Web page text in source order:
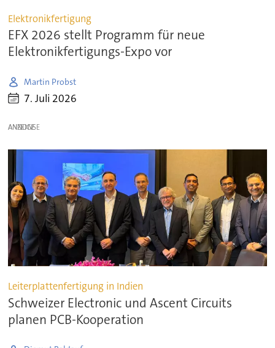
Elektronikfertigung
EFX 2026 stellt Programm für neue
Elektronikfertigungs-Expo vor
Martin Probst
7. Juli 2026
ANZEIGE
Leiterplattenfertigung in Indien
Schweizer Electronic und Ascent Circuits
planen PCB-Kooperation